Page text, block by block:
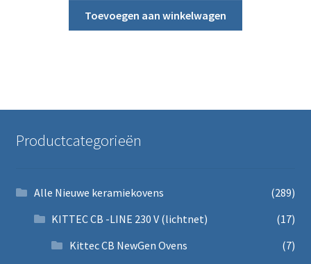
Toevoegen aan winkelwagen
Productcategorieën
Alle Nieuwe keramiekovens
(289)
KITTEC CB -LINE 230 V (lichtnet)
(17)
Kittec CB NewGen Ovens
(7)